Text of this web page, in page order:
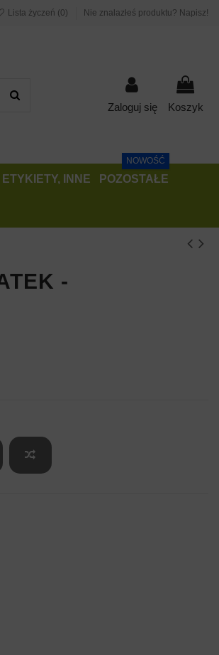
Lista życzeń (0) Nie znalazłeś produktu? Napisz!
Zaloguj się Koszyk
INNE POZOSTAŁE
NOWOŚĆ
-